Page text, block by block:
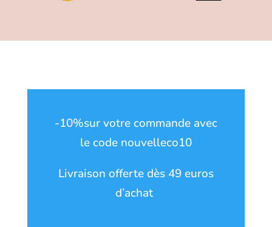
-10%sur votre commande avec
le code nouvelleco10
Livraison offerte dès 49 euros
d’achat